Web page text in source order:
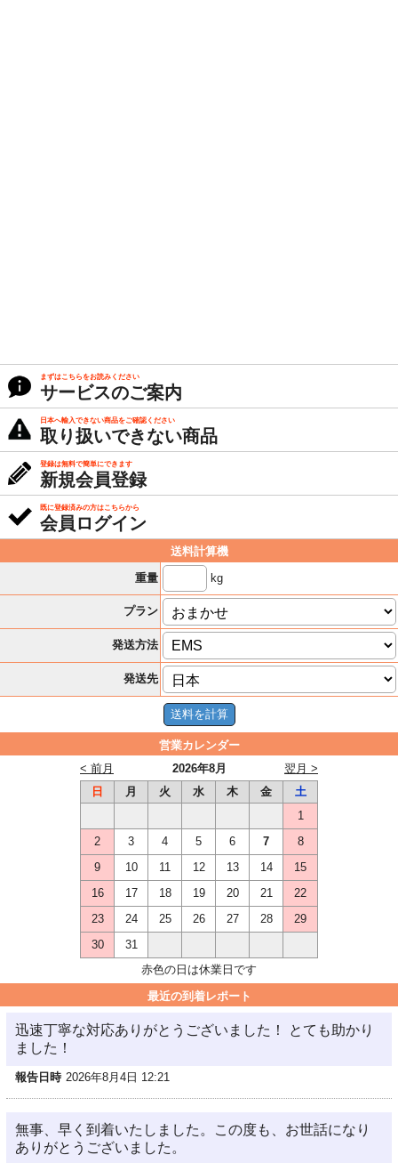
まずはこちらをお読みください
サービスのご案内
日本へ輸入できない商品をご確認ください
取り扱いできない商品
登録は無料で簡単にできます
新規会員登録
既に登録済みの方はこちらから
会員ログイン
送料計算機
重量
kg
プラン
発送方法
発送先
営業カレンダー
2026年8月
< 前月
翌月 >
日
月 火 水 木 金
土
1
2
3 4 5 6 7
8
9
10 11 12 13 14
15
16
17 18 19 20 21
22
23
24 25 26 27 28
29
30
31
赤色の日は休業日です
最近の到着レポート
迅速丁寧な対応ありがとうございました！ とても助かり
ました！
報告日時 2026年8月4日 12:21
無事、早く到着いたしました。この度も、お世話になり
ありがとうございました。